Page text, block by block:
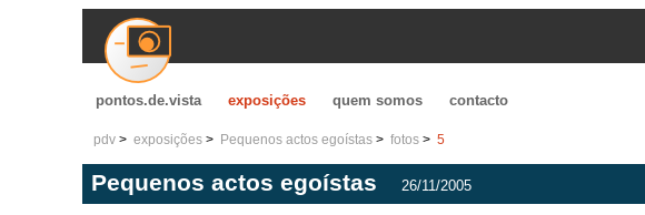
pontos.de.vista exposições quem somos contacto
pdv exposições Pequenos actos egoístas fotos 5
Pequenos actos egoístas 26/11/2005